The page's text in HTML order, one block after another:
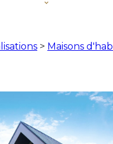
> Maisons